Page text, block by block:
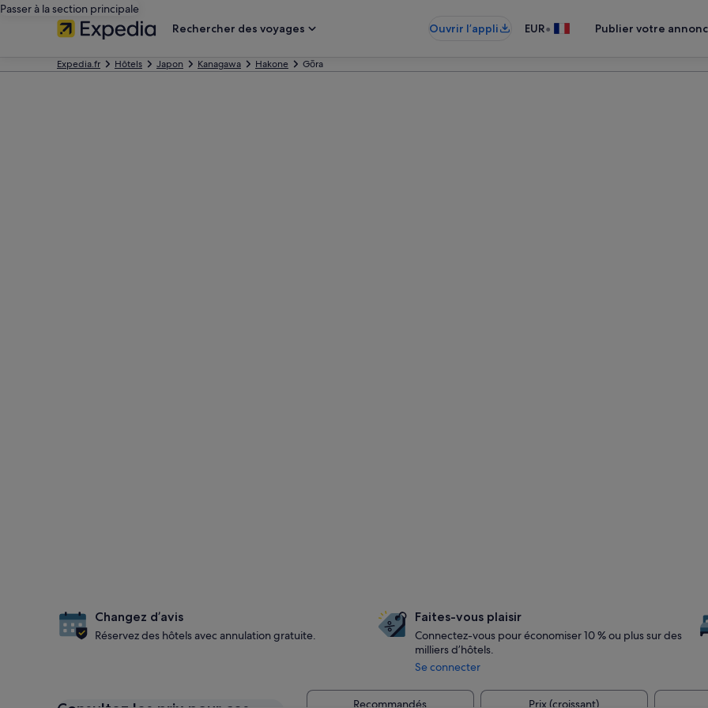
Passer à la section principale
Rechercher des voyages
Ouvrir l’appli EUR• Publier votre
Expedia.fr Hôtels Japon Kanagawa Hakone Gōra
Changez d’avis
Réservez des hôtels avec annulation gratuite.
Faites-vous plaisir
Connectez-vous pour économiser 10 % ou plus sur des
milliers d’hôtels.
Se connecter
Recommandés Prix (croissant)